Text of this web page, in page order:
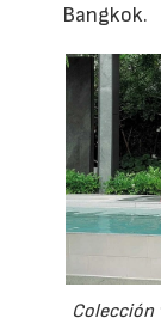
Bangkok.
Colección